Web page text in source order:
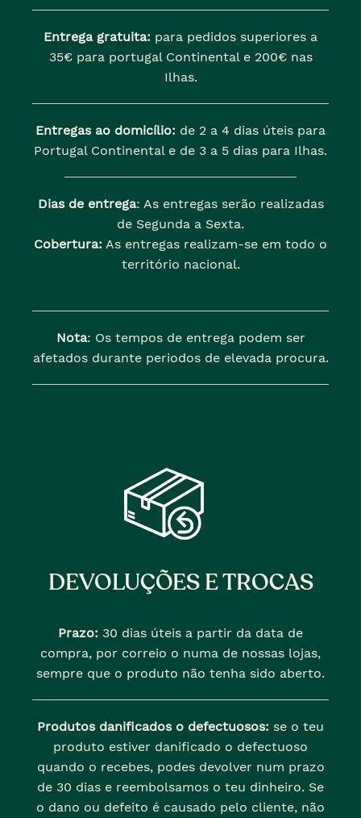
Entrega gratuita: para pedidos superiores a
35€ para portugal Continental e 200€ nas
Ilhas.
Entregas ao domicílio: de 2 a 4 dias úteis para
Portugal Continental e de 3 a 5 dias para Ilhas.
Dias de entrega: As entregas serão realizadas
de Segunda a Sexta.
Cobertura: As entregas realizam-se em todo o
território nacional.
Nota: Os tempos de entrega podem ser
afetados durante periodos de elevada procura.
DEVOLUÇÕES E TROCAS
Prazo: 30 dias úteis a partir da data de
compra, por correio o numa de nossas lojas,
sempre que o produto não tenha sido aberto.
Produtos danificados o defectuosos: se o teu
produto estiver danificado o defectuoso
quando o recebes, podes devolver num prazo
de 30 dias e reembolsamos o teu dinheiro. Se
o dano ou defeito é causado pelo cliente, não